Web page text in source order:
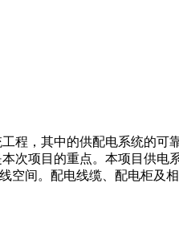
程，其中的供配电系统的
次项目的重点。本项目供
空间。配电线缆、配电柜